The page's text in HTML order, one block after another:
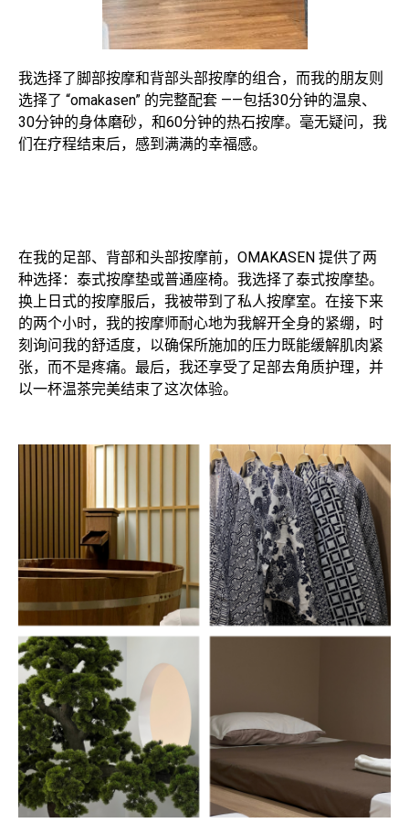
我选择了脚部按摩和背部头部按摩的组合，而我的朋友则
选择了 “omakasen” 的完整配套 ——包括30分钟的温泉、
30分钟的身体磨砂，和60分钟的热石按摩。毫无疑问，我
们在疗程结束后，感到满满的幸福感。
在我的足部、背部和头部按摩前，OMAKASEN 提供了两
种选择：泰式按摩垫或普通座椅。我选择了泰式按摩垫。
换上日式的按摩服后，我被带到了私人按摩室。在接下来
的两个小时，我的按摩师耐心地为我解开全身的紧绷，时
刻询问我的舒适度，以确保所施加的压力既能缓解肌肉紧
张，而不是疼痛。最后，我还享受了足部去角质护理，并
以一杯温茶完美结束了这次体验。